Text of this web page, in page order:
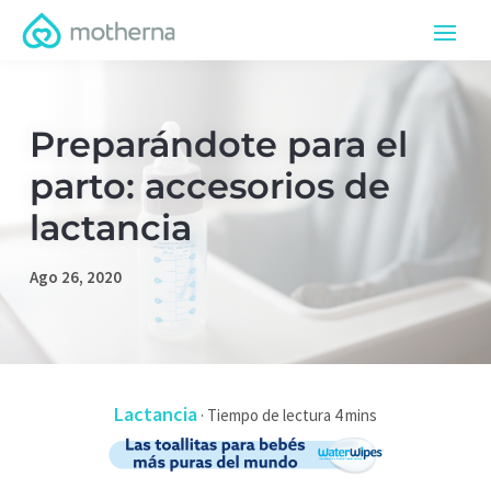
Preparándote para el
parto: accesorios de
lactancia
Ago 26, 2020
Lactancia·